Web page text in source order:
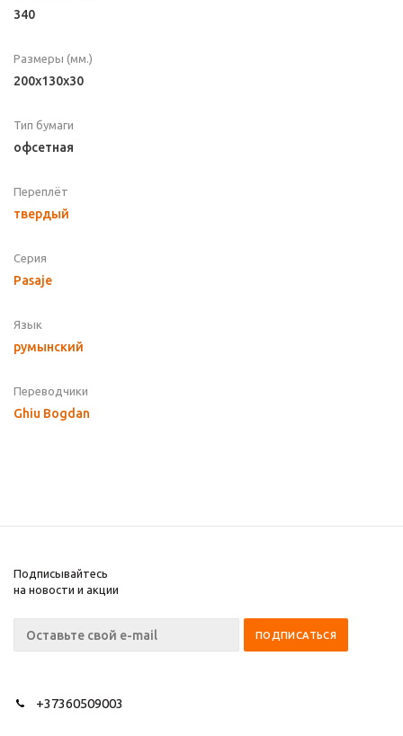
340
Размеры (мм.)
200x130x30
Тип бумаги
офсетная
Переплёт
твердый
Серия
Pasaje
Язык
румынский
Переводчики
Ghiu Bogdan
Подписывайтесь
на новости и акции
+37360509003